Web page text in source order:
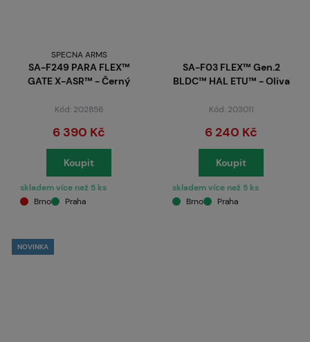
SPECNA ARMS
SA-F249 PARA FLEX™
GATE X-ASR™ - Černý
Kód: 202856
6 390 Kč
Koupit
skladem více než 5 ks
Brno
Praha
SA-F03 FLEX™ Gen.2
BLDC™ HAL ETU™ - Oliva
Kód: 203011
6 240 Kč
Koupit
skladem více než 5 ks
Brno
Praha
NOVINKA